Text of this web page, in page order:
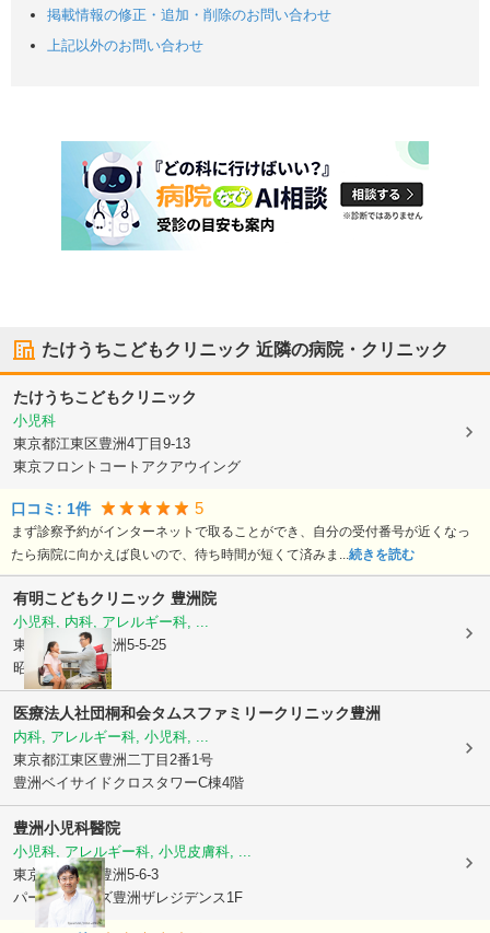
掲載情報の修正・追加・削除のお問い合わせ
上記以外のお問い合わせ
たけうちこどもクリニック 近隣の病院・クリニック
たけうちこどもクリニック
小児科
東京都江東区豊洲4丁目9-13
東京フロントコートアクアウイング
口コミ: 1件 5
まず診察予約がインターネットで取ることができ、自分の受付番号が近くなっ
たら病院に向かえば良いので、待ち時間が短くて済みま...続きを読む
有明こどもクリニック 豊洲院
小児科, 内科, アレルギー科, ...
東京都江東区豊洲5-5-25
昭和大学寮1階
医療法人社団桐和会タムスファミリークリニック豊洲
内科, アレルギー科, 小児科, ...
東京都江東区豊洲二丁目2番1号
豊洲ベイサイドクロスタワーC棟4階
豊洲小児科醫院
小児科, アレルギー科, 小児皮膚科, ...
東京都江東区豊洲5-6-3
パークホームズ豊洲ザレジデンス1F